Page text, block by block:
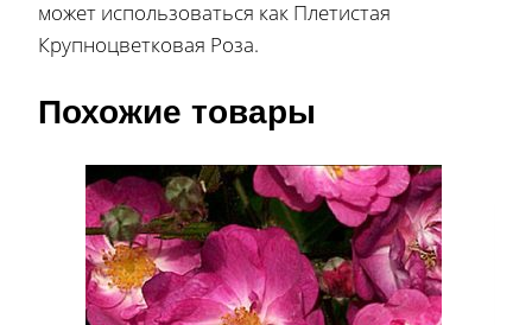
может использоваться как Плетистая
Крупноцветковая Роза.
Похожие товары